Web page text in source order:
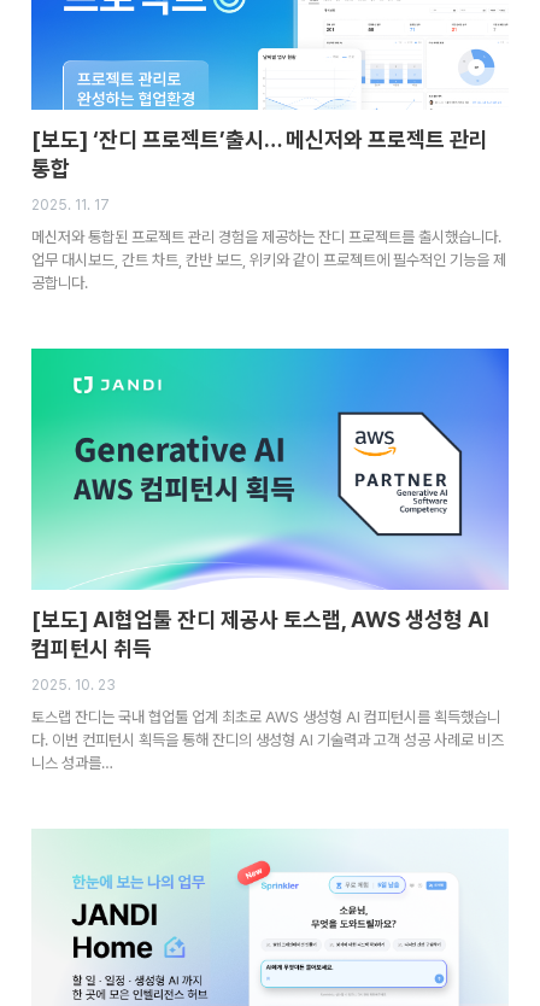
[보도] ‘잔디 프로젝트’출시… 메신저와 프로젝트 관리
통합
2025. 11. 17
메신저와 통합된 프로젝트 관리 경험을 제공하는 잔디 프로젝트를 출시했습니다.
업무 대시보드, 간트 차트, 칸반 보드, 위키와 같이 프로젝트에 필수적인 기능을 제
공합니다.
[보도] AI협업툴 잔디 제공사 토스랩, AWS 생성형 AI
컴피턴시 취득
2025. 10. 23
토스랩 잔디는 국내 협업툴 업계 최초로 AWS 생성형 AI 컴피턴시를 획득했습니
다. 이번 컨피턴시 획득을 통해 잔디의 생성형 AI 기술력과 고객 성공 사례로 비즈
니스 성과를…